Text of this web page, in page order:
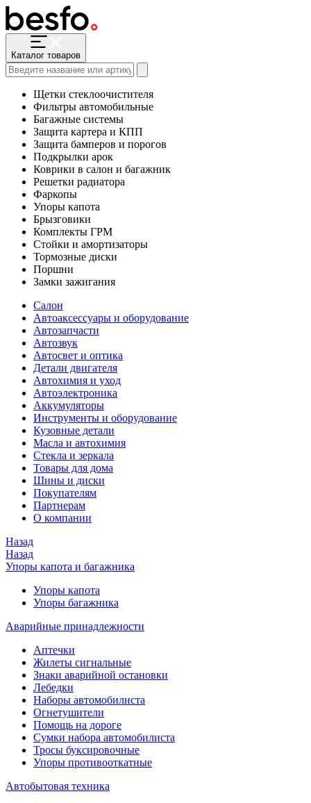
Каталог товаров
Щетки стеклоочистителя
Фильтры автомобильные
Багажные системы
Защита картера и КПП
Защита бамперов и порогов
Подкрылки арок
Коврики в салон и багажник
Решетки радиатора
Фаркопы
Упоры капота
Брызговики
Комплекты ГРМ
Стойки и амортизаторы
Тормозные диски
Поршни
Замки зажигания
Салон
Автоаксессуары и оборудование
Автозапчасти
Автозвук
Автосвет и оптика
Детали двигателя
Автохимия и уход
Автоэлектроника
Аккумуляторы
Инструменты и оборудование
Кузовные детали
Масла и автохимия
Стекла и зеркала
Товары для дома
Шины и диски
Покупателям
Партнерам
О компании
Назад
Назад
Упоры капота и багажника
Упоры капота
Упоры багажника
Аварийные принадлежности
Аптечки
Жилеты сигнальные
Знаки аварийной остановки
Лебедки
Наборы автомобилиста
Огнетушители
Помощь на дороге
Сумки набора автомобилиста
Тросы буксировочные
Упоры противооткатные
Автобытовая техника